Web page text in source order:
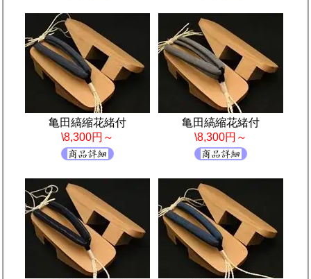
亀田縞縮花緒付
\8,300円～
亀田縞縮花緒付
\8,300円～